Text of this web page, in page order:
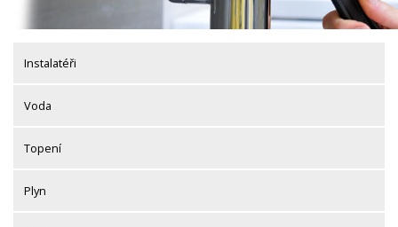
Instalatéři
Voda
Topení
Plyn